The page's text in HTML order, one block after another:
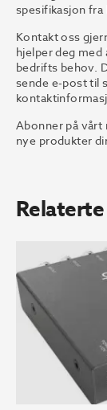
spesifikasjon fra
Kontakt oss
hjelper deg
bedrifts behov.
sende e-post til
Abonner på
nye produkter